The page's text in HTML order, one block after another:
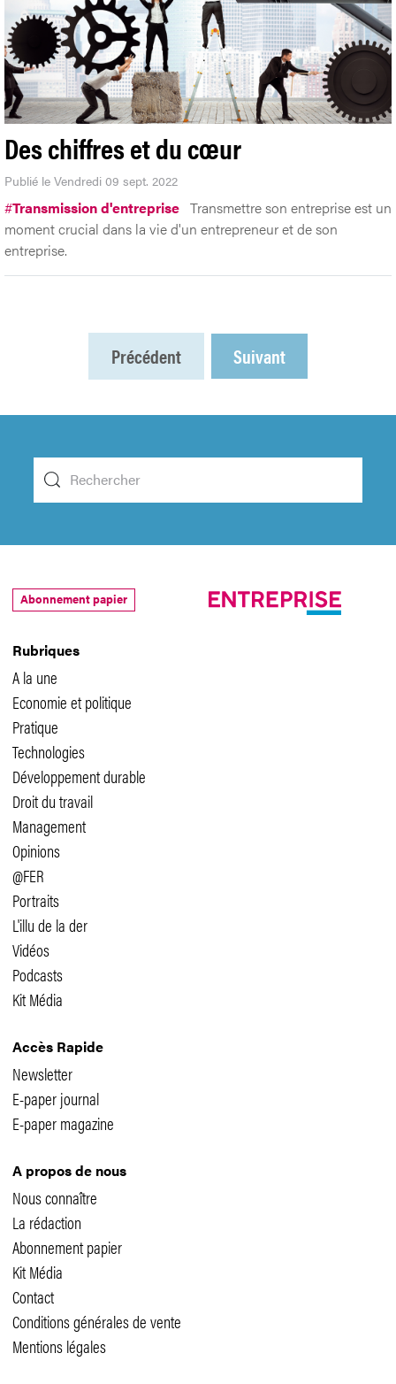
Des chiffres et du cœur
Publié le Vendredi 09 sept. 2022
#Transmission d'entreprise Transmettre son entreprise est un
moment crucial dans la vie d'un entrepreneur et de son
entreprise.
Précédent Suivant
Rubriques
A la une
Economie et politique
Pratique
Technologies
Développement durable
Droit du travail
Management
Opinions
@FER
Portraits
L'illu de la der
Vidéos
Podcasts
Kit Média
Accès Rapide
Newsletter
E-paper journal
E-paper magazine
A propos de nous
Nous connaître
La rédaction
Abonnement papier
Kit Média
Contact
Conditions générales de vente
Mentions légales
Abonnement papier